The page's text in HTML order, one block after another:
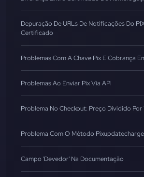
Depuração De URLs De Notificações Do
Certificado
Problemas Com A Chave Pix E Cobrança
Problemas Ao Enviar Pix Via API
Problema No Checkout: Preço Dividido Por
Problema Com O Método Pixupdatecharge
Campo 'Devedor' Na Documentação